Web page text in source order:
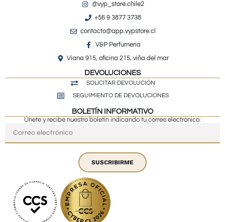
@vyp_store.chile2
+56 9 3877 3738
contacto@app.vypstore.cl
V&P Perfumeria
Viana 915, oficina 215, viña del mar
DEVOLUCIONES
SOLICITAR DEVOLUCIÓN
SEGUIMIENTO DE DEVOLUCIONES
BOLETÍN INFORMATIVO
Únete y recibe nuestro boletín indicando tu correo electrónico:
SUSCRIBIRME